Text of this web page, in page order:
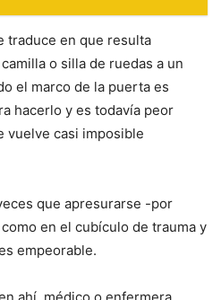
traduce en que resulta
o silla de ruedas a un
el marco de la puerta es
hacerlo y es todavía peor
vuelve casi imposible
que apresurarse -por
en el cubículo de trauma y
empeorable.